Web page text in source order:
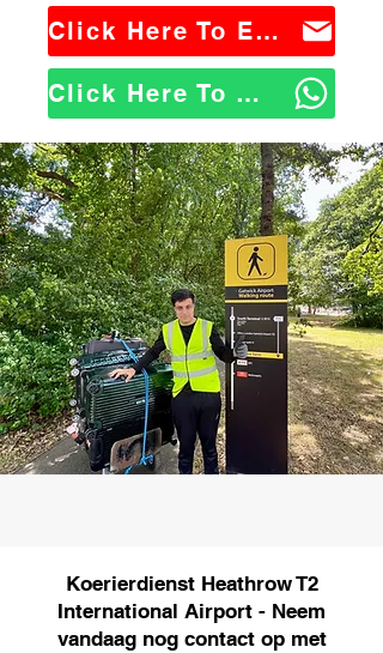
Click Here To Email Us
Click Here To WhatsApp Us
Koerierdienst Heathrow T2
International Airport - Neem
vandaag nog contact op met